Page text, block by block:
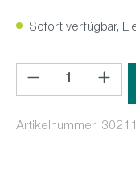
Sofort verfügbar,
Produkt Anzahl:
Artikelnummer: